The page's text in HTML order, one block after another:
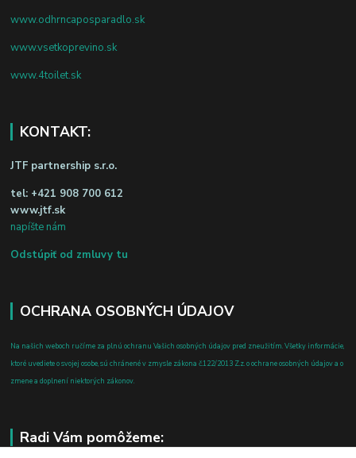
www.odhrncaposparadlo.sk
www.vsetkoprevino.sk
www.4toilet.sk
KONTAKT:
JTF partnership s.r.o.
tel: +421 908 700 612
www.jtf.sk
napíšte nám
Odstúpiť od zmluvy tu
OCHRANA OSOBNÝCH ÚDAJOV
Na našich weboch ručíme za plnú ochranu Vašich osobných údajov pred zneužitím. Všetky informácie,
ktoré uvediete o svojej osobe, sú chránené v zmysle zákona č.122/2013 Z.z. o ochrane osobných údajov a o
zmene a doplnení niektorých zákonov.
Radi Vám pomôžeme: